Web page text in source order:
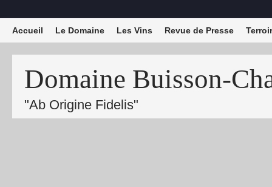
Domaine Buisson-
"Ab Origine Fidelis"
Accueil Le Domaine Les Vins Revue de Presse